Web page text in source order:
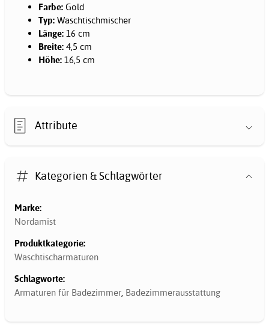
Farbe: Gold
Typ: Waschtischmischer
Länge: 16 cm
Breite: 4,5 cm
Höhe: 16,5 cm
Attribute
Kategorien & Schlagwörter
Marke:
Nordamist
Produktkategorie:
Waschtischarmaturen
Schlagworte:
Armaturen für Badezimmer, Badezimmerausstattung